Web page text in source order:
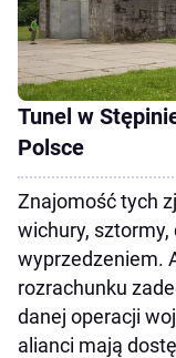
Tunel w
Polsce
Znajomość tych
wichury, sztormy,
wyprzedzeniem.
rozrachunku
danej operacji
alianci mają